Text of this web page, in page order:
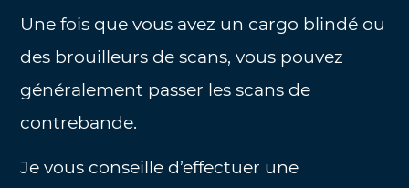
Une fois que vous avez un cargo blindé ou
des brouilleurs de scans, vous pouvez
généralement passer les scans de
contrebande.
Je vous conseille d’effectuer une